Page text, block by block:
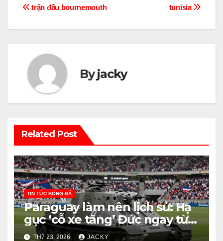
Điều
hướng
bài
viết
tunisia
trận đấu bournemouth
Byjacky
Related Post
TIN TỨC BÓNG ĐÁ
Paraguay làm nên lịch sử: Hạ
gục ‘cỗ xe tăng’ Đức ngay từ
vòng knock-out
TH7 23, 2026 JACKY